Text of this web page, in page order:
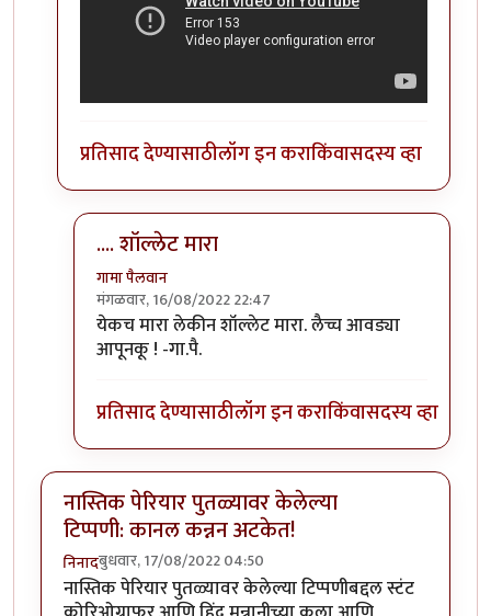
प्रतिसाद देण्यासाठीलॉग इन कराकिंवासदस्य व्हा
.... शॉल्लेट मारा
गामा पैलवान
मंगळवार, 16/08/2022 22:47
In reply to(No subject)byकपिलमुनी
येकच मारा लेकीन शॉल्लेट मारा. लैच्च आवड्या
आपूनकू ! -गा.पै.
प्रतिसाद देण्यासाठीलॉग इन कराकिंवासदस्य व्हा
नास्तिक पेरियार पुतळ्यावर केलेल्या
टिप्पणी: कानल कन्नन अटकेत!
निनादबुधवार, 17/08/2022 04:50
नास्तिक पेरियार पुतळ्यावर केलेल्या टिप्पणीबद्दल स्टंट